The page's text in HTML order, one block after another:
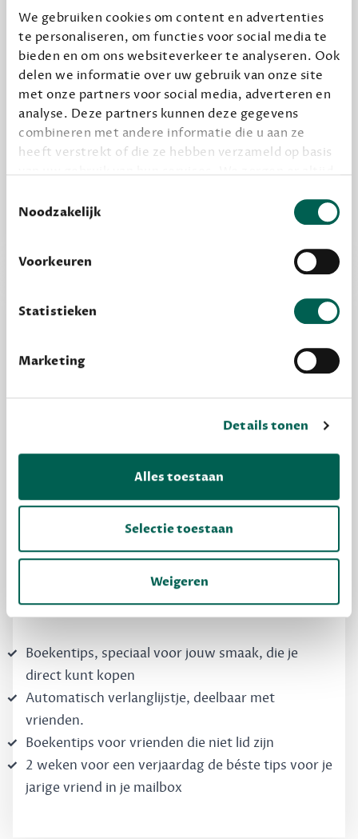
We gebruiken cookies om content en advertenties
te personaliseren, om functies voor social media te
bieden en om ons websiteverkeer te analyseren. Ook
delen we informatie over uw gebruik van onze site
met onze partners voor social media, adverteren en
analyse. Deze partners kunnen deze gegevens
combineren met andere informatie die u aan ze
heeft verstrekt of die ze hebben verzameld op basis
grondslag gebeurt, en er niet onnodig data van je
wordt verwerkt. Gevoelige persoonsgegevens delen
Noodzakelijk
Voorkeuren
Statistieken
Marketing
Details tonen
Alles toestaan
Selectie toestaan
Weigeren
Geef cadeau
Alles van Dewey Free
Word een bovengemiddelde lezer met 6 boeken
kijken of het zou bevallen (maar dit hoeft niet)
MAAK GRATIS KENNIS
Dewey Free
Krijg boekentips, persoonlijk voor jou en je
vrienden. Krijg én geef betere cadeaus.
Schrijf nu gratis in
Boekentips, speciaal voor jouw smaak, die je
direct kunt kopen
Automatisch verlanglijstje, deelbaar met
vrienden.
Boekentips voor vrienden die niet lid zijn
2 weken voor een verjaardag de béste tips voor je
jarige vriend in je mailbox